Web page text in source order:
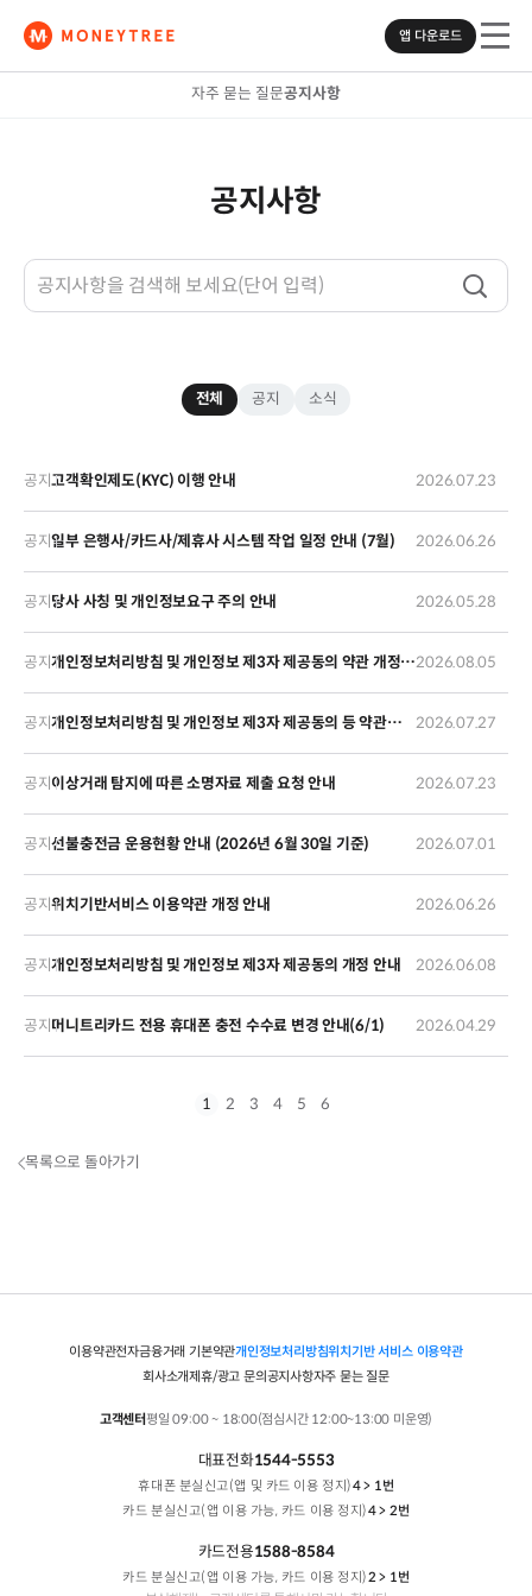
앱 다운로드
자주 묻는 질문공지사항
공지사항
전체 공지 소식
공지고객확인제도(KYC) 이행 안내 2026.07.23
공지일부 은행사/카드사/제휴사 시스템 작업 일정 안내 (7월) 2026.06.26
공지당사 사칭 및 개인정보요구 주의 안내 2026.05.28
공지개인정보처리방침 및 개인정보 제3자 제공동의 약관 개정
2026.08.05
공지개인정보처리방침 및 개인정보 제3자 제공동의 등 약관
2026.07.27
공지이상거래 탐지에 따른 소명자료 제출 요청 안내 2026.07.23
공지선불충전금 운용현황 안내 (2026년 6월 30일 기준) 2026.07.01
공지위치기반서비스 이용약관 개정 안내 2026.06.26
공지개인정보처리방침 및 개인정보 제3자 제공동의 개정 안내 2026.06.08
공지머니트리카드 전용 휴대폰 충전 수수료 변경 안내(6/1) 2026.04.29
1 2 3 4 5 6
목록으로 돌아가기
이용약관전자금융거래 기본약관개인정보처리방침위치기반 서비스 이용약관
회사소개제휴/광고 문의 공지사항자주 묻는 질문
고객센터 평일 09:00 ~ 18:00(점심시간 12:00~13:00 미운영)
대표전화1544-5553
휴대폰 분실신고(앱 및 카드 이용 정지)4 > 1번
카드 분실신고(앱 이용 가능, 카드 이용 정지)4 > 2번
카드전용1588-8584
카드 분실신고(앱 이용 가능, 카드 이용 정지)2 > 1번